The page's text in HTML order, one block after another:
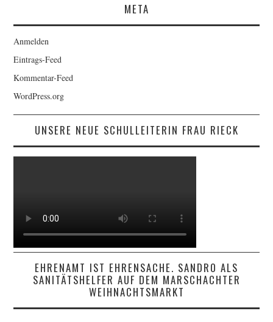
der
verschiedenen
META
Anmelden
Eintrags-Feed
Kommentar-Feed
WordPress.org
UNSERE NEUE SCHULLEITERIN FRAU RIECK
EHRENAMT IST EHRENSACHE. SANDRO ALS
SANITÄTSHELFER AUF DEM MARSCHACHTER
WEIHNACHTSMARKT